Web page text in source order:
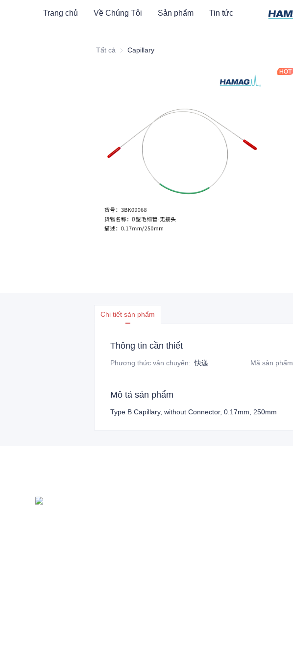
Trang chủ Về Chúng Tôi Sản phẩm Tin tức
Tất cả Capillary
Chi tiết sản phẩm
Thông tin cần thiết
Phương thức vận chuyển: 快递 Mã sản phẩm
Mô tả sản phẩm
Type B Capillary, without Connector, 0.17mm, 250mm